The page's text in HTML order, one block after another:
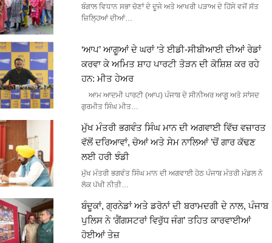
ਬੰਗਾਲ ਵਿਧਾਨ ਸਭਾ ਚੋਣਾਂ ਦੇ ਦੂਜੇ ਅਤੇ ਆਖਰੀ ਪੜਾਅ ਦੇ ਹਿੱਸੇ ਵਜੋਂ ਸੱਤ
ਜ਼ਿਲ੍ਹਿਆਂ ਦੀਆਂ…
‘ਆਪ’ ਆਗੂਆਂ ਦੇ ਘਰਾਂ ‘ਤੇ ਈਡੀ-ਸੀਬੀਆਈ ਦੀਆਂ ਰੇਡਾਂ
ਕਰਵਾ ਕੇ ਅਮਿਤ ਸ਼ਾਹ ਪਾਰਟੀ ਤੋੜਨ ਦੀ ਕੋਸ਼ਿਸ਼ ਕਰ ਰਹੇ
ਹਨ: ਮੀਤ ਹੇਅਰ
ਆਮ ਆਦਮੀ ਪਾਰਟੀ (ਆਪ) ਪੰਜਾਬ ਦੇ ਸੀਨੀਅਰ ਆਗੂ ਅਤੇ ਸਾਂਸਦ
ਗੁਰਮੀਤ ਸਿੰਘ ਮੀਤ…
ਮੁੱਖ ਮੰਤਰੀ ਭਗਵੰਤ ਸਿੰਘ ਮਾਨ ਦੀ ਅਗਵਾਈ ਵਿੱਚ ਵਜ਼ਾਰਤ
ਵੱਲੋਂ ਦਰਿਆਵਾਂ, ਚੋਆਂ ਅਤੇ ਸੇਮ ਨਾਲਿਆਂ ’ਚੋਂ ਗਾਰ ਕੱਢਣ
ਲਈ ਹਰੀ ਝੰਡੀ
ਮੁੱਖ ਮੰਤਰੀ ਭਗਵੰਤ ਸਿੰਘ ਮਾਨ ਦੀ ਅਗਵਾਈ ਹੇਠ ਪੰਜਾਬ ਮੰਤਰੀ ਮੰਡਲ ਨੇ
ਲੋਕ ਪੱਖੀ ਨੀਤੀ…
ਬੰਦੂਕਾਂ, ਗ੍ਰਨੇਡਾਂ ਅਤੇ ਡਰੋਨਾਂ ਦੀ ਬਰਾਮਦਗੀ ਦੇ ਨਾਲ, ਪੰਜਾਬ
ਪੁਲਿਸ ਨੇ ‘ਗੈਂਗਸਟਰਾਂ ਵਿਰੁੱਧ ਜੰਗ’ ਤਹਿਤ ਕਾਰਵਾਈਆਂ
ਹੋਈਆਂ ਤੇਜ਼